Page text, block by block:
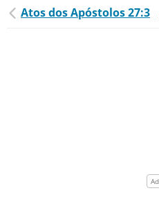
Atos dos Apóstolos 27:3